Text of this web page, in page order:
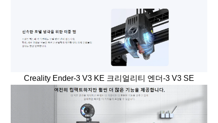
Creality Ender-3 V3 KE 크리얼리티 엔더-3 V3 SE